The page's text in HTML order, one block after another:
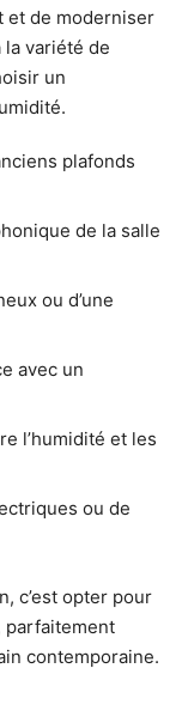
et de moderniser
la variété de
un
plafonds
de la salle
ou d’une
avec un
l’humidité et les
ou de
c’est opter pour
parfaitement
contemporaine.